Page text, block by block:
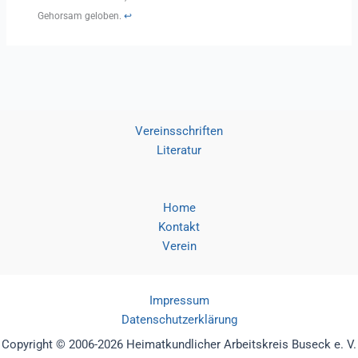
Gehorsam geloben. ↩︎
Vereinsschriften
Literatur
Home
Kontakt
Verein
Impressum
Datenschutzerklärung
Copyright © 2006-2026 Heimatkundlicher Arbeitskreis Buseck e. V.